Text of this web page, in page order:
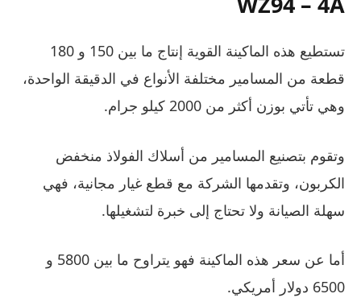
تستطيع هذه الماكينة القوية إنتاج ما بين 150 و 180
قطعة من المسامير مختلفة الأنواع في الدقيقة الواحدة،
وهي تأتي بوزن أكثر من 2000 كيلو جرام.
وتقوم بتصنيع المسامير من أسلاك الفولاذ منخفض
الكربون، وتقدمها الشركة مع قطع غيار مجانية، فهي
سهلة الصيانة ولا تحتاج إلى خبرة لتشغيلها.
أما عن سعر هذه الماكينة فهو يتراوح ما بين 5800 و
6500 دولار أمريكي.